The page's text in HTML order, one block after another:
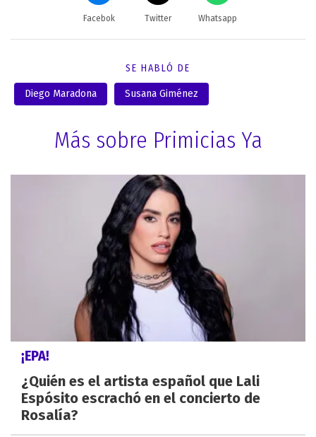
Facebok Twitter Whatsapp
SE HABLÓ DE
Diego Maradona Susana Giménez
Más sobre Primicias Ya
¡EPA!
¿Quién es el artista español que Lali
Espósito escrachó en el concierto de
Rosalía?